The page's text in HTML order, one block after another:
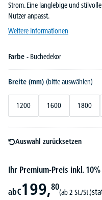
Strom. Eine langlebige und
Nutzer anpasst.
Weitere Informationen
Farbe - Buchedekor
Breite (mm) (bitte auswählen)
1200 1600 1800
Auswahl zurücksetzen
Ihr Premium-Preis inkl.
ab€199,80
(ab 2 St./St.)